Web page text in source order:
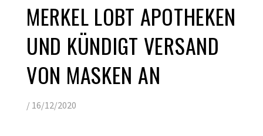
MERKEL LOBT APOTHEKEN
UND KÜNDIGT VERSAND
VON MASKEN AN
/ 16/12/2020